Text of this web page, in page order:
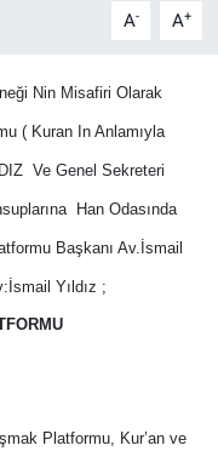
A- A+
Nin Misafiri Olarak
( Kuran In Anlamıyla
Ve Genel Sekreteri
Han Odasında
Başkanı Av.İsmail
Yıldız ;
Platformu, Kur’an ve